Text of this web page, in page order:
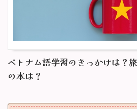
ベトナム語学習のきっかけは？
の本は？